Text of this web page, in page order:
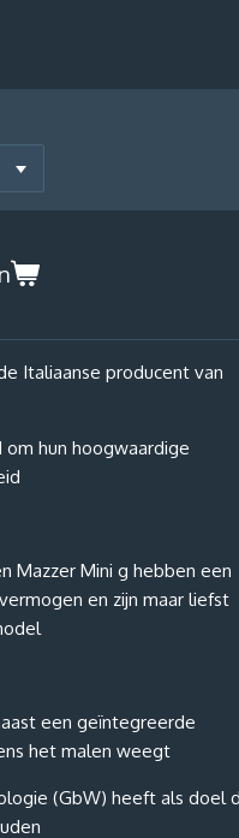
Italiaanse producent van
hun hoogwaardige
Mazzer Mini g hebben een
en zijn maar liefst
een geïntegreerde
het malen weegt
(GbW) heeft als doel